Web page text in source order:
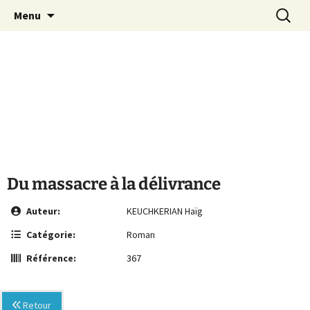
MCA Vienne
Le site de la Maison de la Culture
Arménienne de Vienne
Menu
Du massacre à la délivrance
Auteur:
KEUCHKERIAN Haïg
Catégorie:
Roman
Référence:
367
Retour